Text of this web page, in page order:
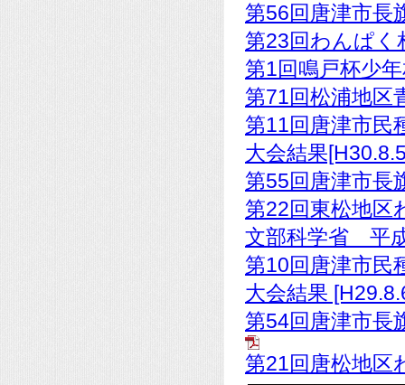
第56回唐津市
第23回わんぱ
第1回鳴戸杯少
第71回松浦地
第11回唐津市民
大会結果
第55回唐津市
第22回東松地区
文部科学省 平
第10回唐津市民
大会結果
第54回唐津市長
第21回唐松地区